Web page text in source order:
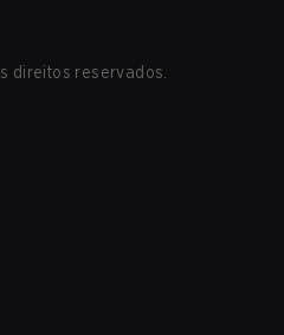
direitos reservados.